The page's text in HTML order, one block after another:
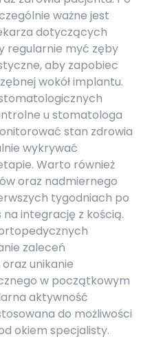
ważne jest
dotyczących
regularnie myć zęby
aby zapobiec
wokół implantu.
u stomatologa
stan zdrowia
wykrywać
Warto również
oraz nadmiernego
tygodniach po
integrację z kością.
zaleceń
unikanie
w początkowym
aktywność
do możliwości
okiem specjalisty.